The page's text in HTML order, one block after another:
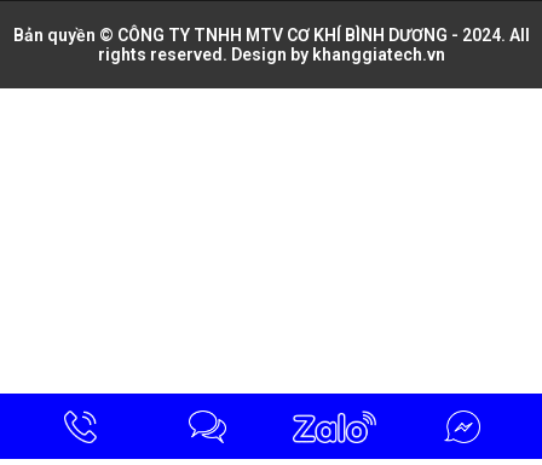
Bản quyền © CÔNG TY TNHH MTV CƠ KHÍ BÌNH DƯƠNG - 2024. All
rights reserved. Design by khanggiatech.vn